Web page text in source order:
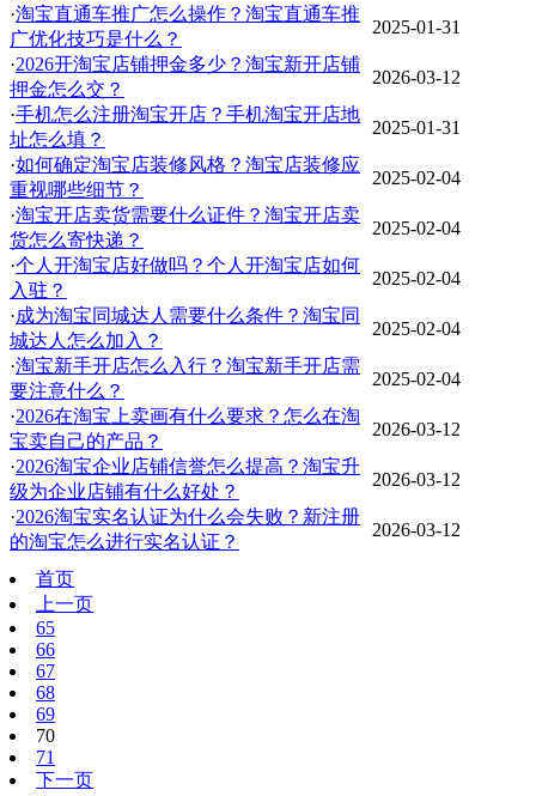
·淘宝直通车推广怎么操作？淘宝直通车推
广优化技巧是什么？
2025-01-31
·2026开淘宝店铺押金多少？淘宝新开店铺
押金怎么交？
2026-03-12
·手机怎么注册淘宝开店？手机淘宝开店地
址怎么填？
2025-01-31
·如何确定淘宝店装修风格？淘宝店装修应
重视哪些细节？
2025-02-04
·淘宝开店卖货需要什么证件？淘宝开店卖
货怎么寄快递？
2025-02-04
·个人开淘宝店好做吗？个人开淘宝店如何
入驻？
2025-02-04
·成为淘宝同城达人需要什么条件？淘宝同
城达人怎么加入？
2025-02-04
·淘宝新手开店怎么入行？淘宝新手开店需
要注意什么？
2025-02-04
·2026在淘宝上卖画有什么要求？怎么在淘
宝卖自己的产品？
2026-03-12
·2026淘宝企业店铺信誉怎么提高？淘宝升
级为企业店铺有什么好处？
2026-03-12
·2026淘宝实名认证为什么会失败？新注册
的淘宝怎么进行实名认证？
2026-03-12
首页
上一页
65
66
67
68
69
70
71
下一页